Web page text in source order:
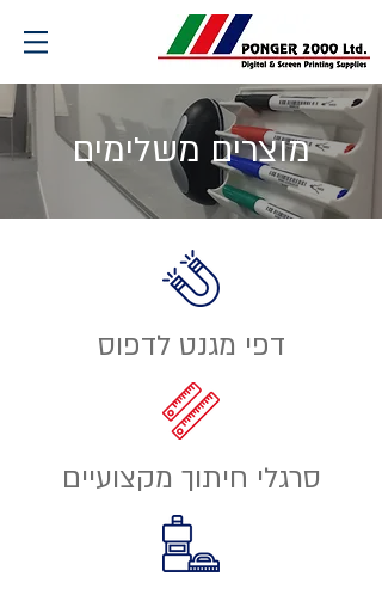
מוצרים משלימים
דפי מגנט לדפוס
סרגלי חיתוך מקצועיים